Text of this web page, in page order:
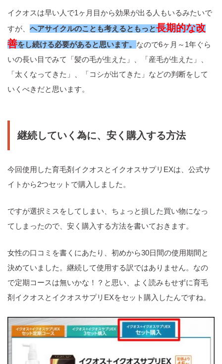
イクオスは早い人で1ヶ月目から効果が出る人もいるみたいで
すが、 ヘアサイクルのことも考えるともっと長期的な改
善をし続ける必要があると思います。 なので6ヶ月～1年ぐら
いの長い目でみて「髪の毛が生えた」、「産毛が生えた」、
「太くなってきた」、「コシが出てきた」などの判断をして
いくべきだと思います。
継続していく為に、安く購入する方法
今回使用した育毛剤イクオスとイクオスサプリEXは、公式サ
イトから2つセットで購入しました。
ですが選択ミスをしてしまい、ちょっと損した買い物になっ
てしまったので、安く購入する方法を書いておきます。
女性の口コミを書くにあたり、初めから30日間の使用期間と
決めていました。継続して使用する訳ではありません。なの
で定期コースは無いかな！？と思い、よく読みもせずに育毛
剤イクオスとイクオスサプリEXをセット購入したんですね。